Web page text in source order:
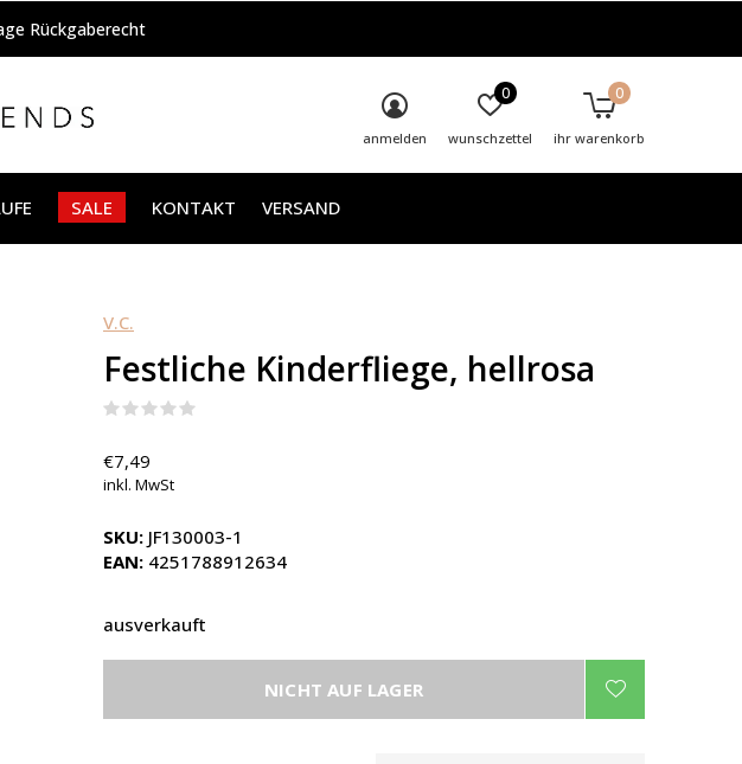
SALE KONTAKT VERSAND
anmelden wunschzettel
0
ihr warenkorb
0
Rückgaberecht
V.C.
Festliche Kinderfliege, hellrosa
€7,49
inkl. MwSt
SKU: JF130003-1
EAN: 4251788912634
ausverkauft
NICHT AUF LAGER